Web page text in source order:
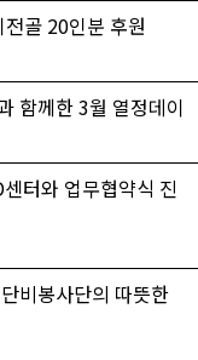
골 20인분 후원
함께한 3월 열정데이
터와 업무협약식 진
비봉사단의 따뜻한